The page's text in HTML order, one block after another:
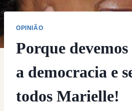
OPINIÃO
Porque
a democracia e
todos Marielle!